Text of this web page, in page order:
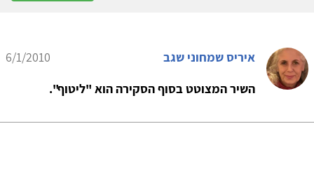
איריס שמחוני שגב
6/1/2010
השיר המצוטט בסוף הסקירה הוא "ליטוף".